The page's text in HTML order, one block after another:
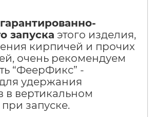
гарантированно-
запуска этого изделия,
кирпичей и прочих
очень рекомендуем
“ФеерФикс” -
удержания
в вертикальном
запуске.